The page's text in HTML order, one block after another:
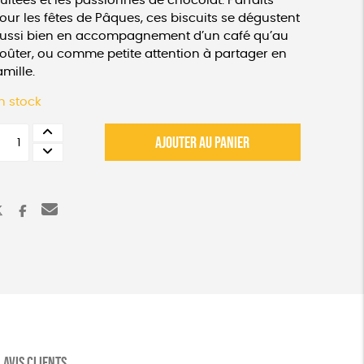
les fêtes de Pâques, ces biscuits se dégustent
bien en accompagnement d’un café qu’au
ou comme petite attention à partager en
stock
AJOUTER AU PANIER